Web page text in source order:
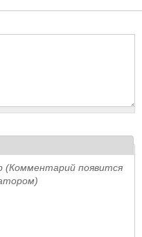
(Комментарий появится